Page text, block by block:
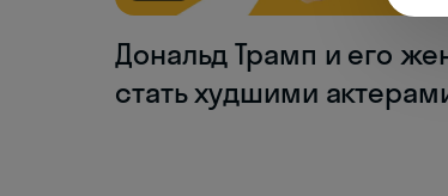
Дональд Трамп и его
стать худшими